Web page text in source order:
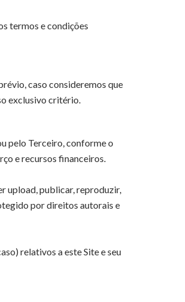
termos e condições
caso consideremos que
exclusivo critério.
pelo Terceiro, conforme o
e recursos financeiros.
upload, publicar, reproduzir,
por direitos autorais e
relativos a este Site e seu